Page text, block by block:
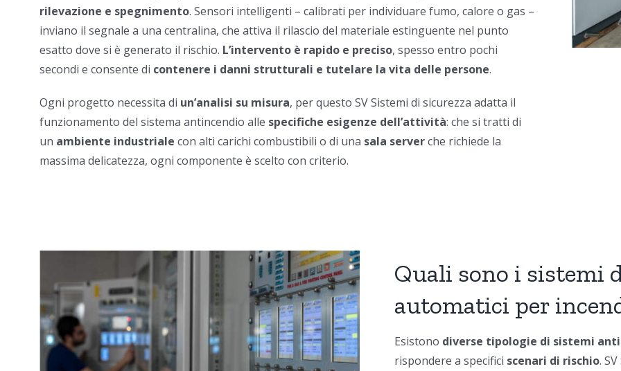
rilevazione e spegnimento. Sensori intelligenti – calibrati per individuare fumo, calore o gas –
inviano il segnale a una centralina, che attiva il rilascio del materiale estinguente nel punto
esatto dove si è generato il rischio. L’intervento è rapido e preciso, spesso entro pochi
secondi e consente di contenere i danni strutturali e tutelare la vita delle persone.
Ogni progetto necessita di un’analisi su misura, per questo SV Sistemi di sicurezza adatta il
funzionamento del sistema antincendio alle specifiche esigenze dell’attività: che si tratti di
un ambiente industriale con alti carichi combustibili o di una sala serverche richiede la
massima delicatezza, ogni componente è scelto con criterio.
Quali sono i sistemi
automatici per
Esistono diverse tipologie di sistemi
rispondere a specifici scenari di rischio.